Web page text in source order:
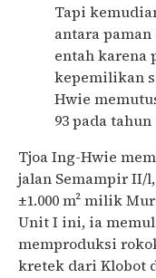
Tapi
antara
entah karena
kepemilikan
Hwie
93 pada tahun
Tjoa Ing-Hwie
jalan Semampir II/
±1.000 m² milik
Unit I ini, ia
memproduksi
kretek dari Klobot